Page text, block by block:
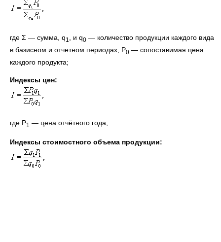
где Σ — сумма, q1 , и q0 — количество продукции каждого вида
в базисном и отчетном периодах, P0 — сопоставимая цена
каждого продукта;
Индексы цен:
где P1 — цена отчётного года;
Индексы стоимостного объема продукции: